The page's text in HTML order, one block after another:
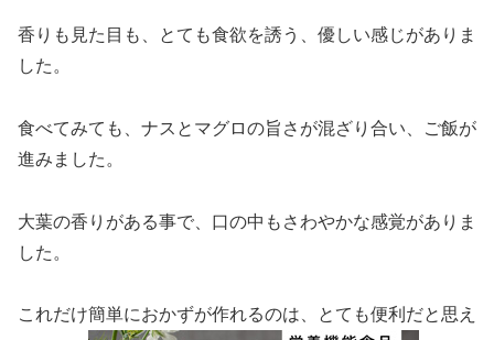
香りも見た目も、とても食欲を誘う、優しい感じがありま
した。
食べてみても、ナスとマグロの旨さが混ざり合い、ご飯が
進みました。
大葉の香りがある事で、口の中もさわやかな感覚がありま
した。
これだけ簡単におかずが作れるのは、とても便利だと思え